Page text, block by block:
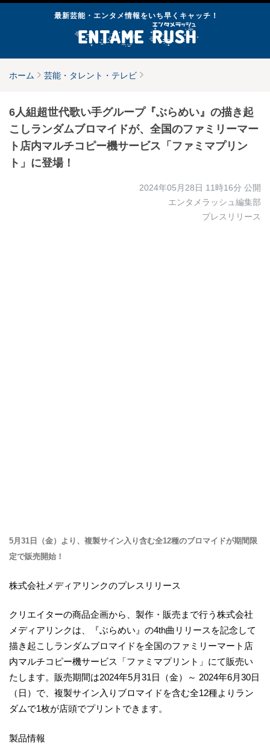
最新芸能・エンタメ情報をいち早くキャッチ！
ホーム 芸能・タレント・テレビ
6人組超世代歌い手グループ『ぶらめい』の描き起
こしランダムブロマイドが、全国のファミリーマー
ト店内マルチコピー機サービス「ファミマプリン
ト」に登場​！​
2024年05月28日 11時16分 公開
エンタメラッシュ編集部
プレスリリース
5月31日（金）より、複製サイン入り含む全12種のブロマイドが期間限
定で販売開始！
株式会社メディアリンクのプレスリリース
クリエイターの商品企画から、製作・販売まで行う株式会社
メディアリンクは、『ぶらめい』の4th曲リリースを記念して
描き起こしランダムブロマイドを全国のファミリーマート店
内マルチコピー機サービス「ファミマプリント」にて販売い
たします。販売期間は2024年5月31日（金）～ 2024年6月30日
（日）で、複製サイン入りブロマイドを含む全12種よりラン
ダムで1枚が店頭でプリントできます。
製品情報